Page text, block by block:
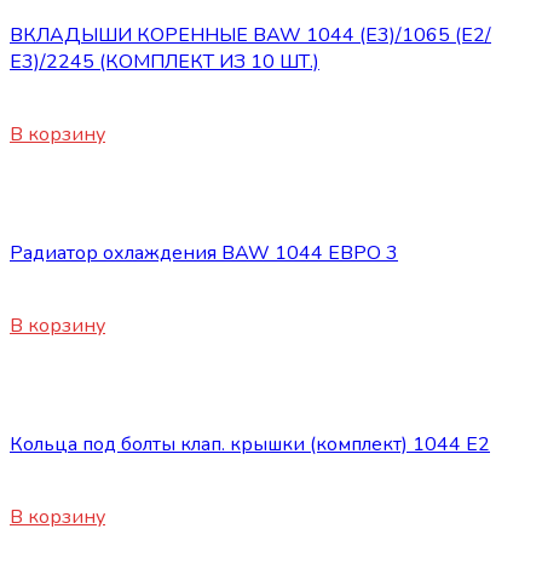
ВКЛАДЫШИ КОРЕННЫЕ BAW 1044 (Е3)/1065 (Е2/
Е3)/2245 (КОМПЛЕКТ ИЗ 10 ШТ.)
В корзину
Радиатор охлаждения BAW 1044 ЕВРО 3
В корзину
Кольца под болты клап. крышки (комплект) 1044 Е2
В корзину